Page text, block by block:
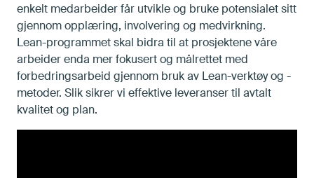
Leverandører
enkelt medarbeider får utvikle og bruke potensialet sitt
gjennom opplæring, involvering og medvirkning.
Lean-programmet skal bidra til at prosjektene våre
arbeider enda mer fokusert og målrettet med
forbedringsarbeid gjennom bruk av Lean-verktøy og -
metoder. Slik sikrer vi effektive leveranser til avtalt
kvalitet og plan.